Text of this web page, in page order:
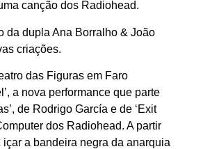
canção dos Radiohead.
da dupla Ana Borralho & João
criações.
das Figuras em Faro
a nova performance que parte
de Rodrigo García e de ‘Exit
dos Radiohead. A partir
a bandeira negra da anarquia